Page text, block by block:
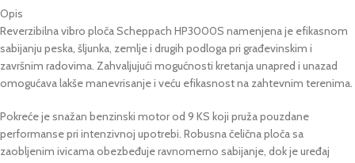
Opis
Reverzibilna vibro ploča Scheppach HP3000S namenjena je efikasnom
sabijanju peska, šljunka, zemlje i drugih podloga pri građevinskim i
završnim radovima. Zahvaljujući mogućnosti kretanja unapred i unazad
omogućava lakše manevrisanje i veću efikasnost na zahtevnim terenima.
Pokreće je snažan benzinski motor od 9 KS koji pruža pouzdane
performanse pri intenzivnoj upotrebi. Robusna čelična ploča sa
zaobljenim ivicama obezbeđuje ravnomerno sabijanje, dok je uređaj